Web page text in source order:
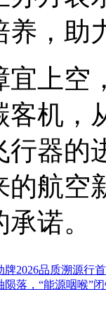
养，助
宜上空
客机，
行器的
的航
诺。
2026品质溯源行
落，“能源咽喉”